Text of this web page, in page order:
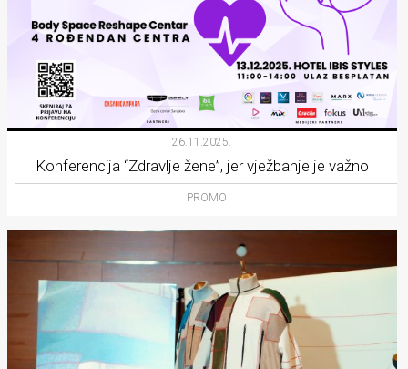
26.11.2025.
Konferencija “Zdravlje žene”, jer vježbanje je važno
PROMO